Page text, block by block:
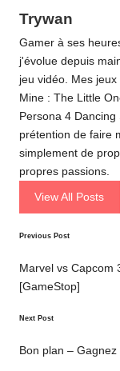
Trywan
Gamer à ses
j'évolue depuis
jeu vidéo. Mes
Mine : The Little
Persona 4 Dancing
prétention de faire
simplement de
propres passions.
View All Posts
Post
Previous Post
Marvel vs Capcom
[GameStop]
Next Post
Bon plan –